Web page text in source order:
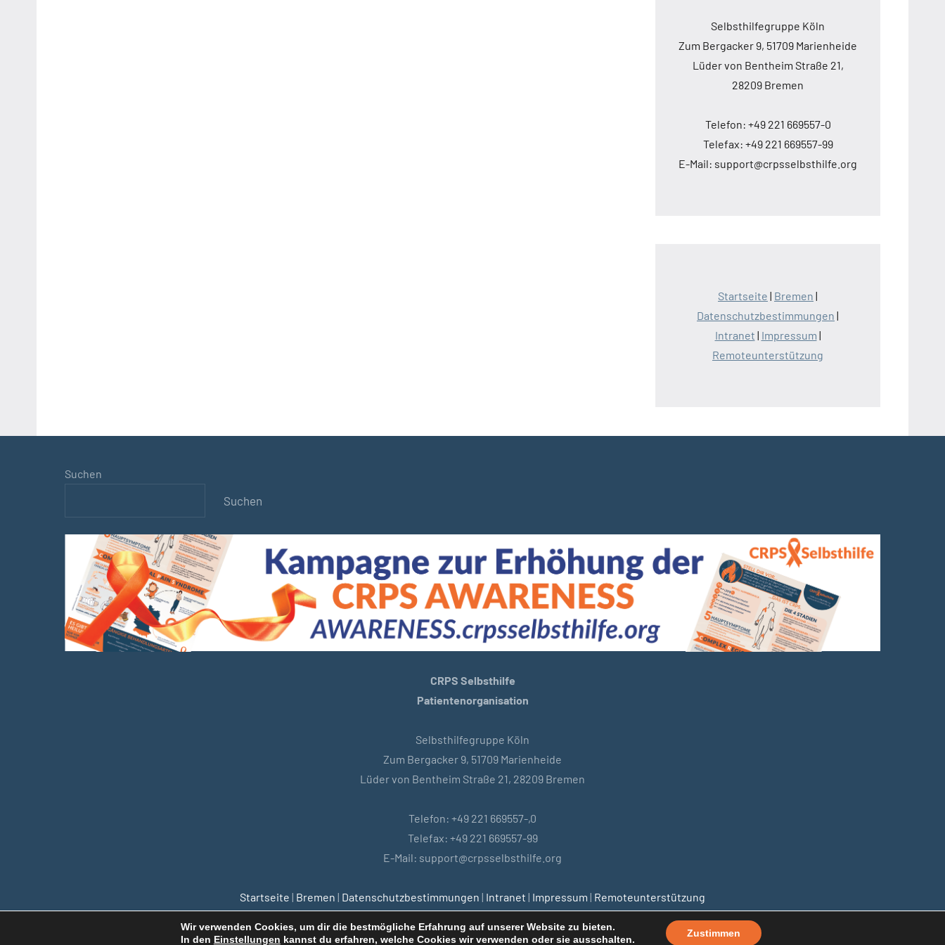
Selbsthilfegruppe Köln
Zum Bergacker 9, 51709 Marienheide
Lüder von Bentheim Straße 21,
28209 Bremen
Telefon: +49 221 669557-0
Telefax: +49 221 669557-99
E-Mail: support@crpsselbsthilfe.org
Startseite | Bremen |
Datenschutzbestimmungen |
Intranet | Impressum |
Remoteunterstützung
Suchen
Suchen
CRPS Selbsthilfe
Patientenorganisation
Selbsthilfegruppe Köln
Zum Bergacker 9, 51709 Marienheide
Lüder von Bentheim Straße 21, 28209 Bremen
Telefon: +49 221 669557-,0
Telefax: +49 221 669557-99
E-Mail: support@crpsselbsthilfe.org
Startseite | Bremen | Datenschutzbestimmungen | Intranet | Impressum | Remoteunterstützung
Wir verwenden Cookies, um dir die bestmögliche Erfahrung auf unserer Website zu bieten.
In den Einstellungen kannst du erfahren, welche Cookies wir verwenden oder sie ausschalten.
Zustimmen